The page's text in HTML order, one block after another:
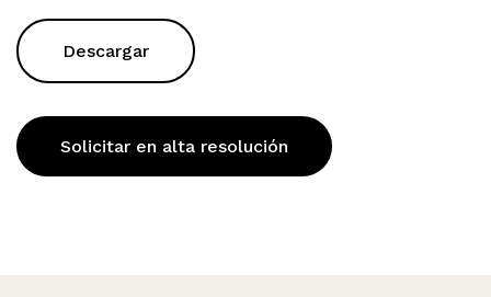
Descargar
Solicitar en alta resolución